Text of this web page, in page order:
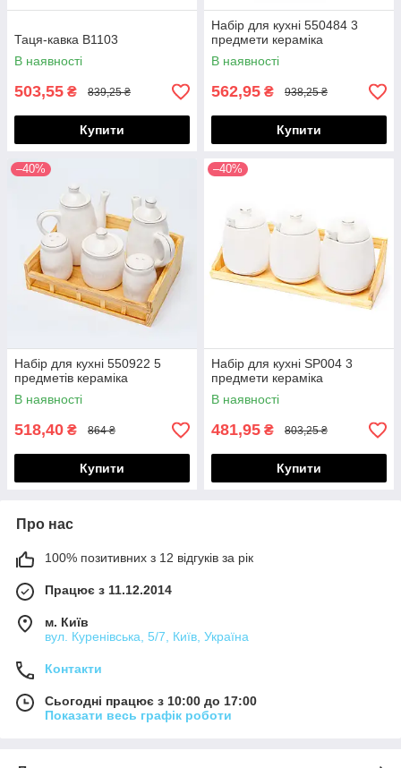
Таця-кавка B1103
В наявності
503,55 ₴ 839,25 ₴
Купити
Набір для кухні 550484 3
предмети кераміка
В наявності
562,95 ₴ 938,25 ₴
Купити
–40%
Набір для кухні 550922 5
предметів кераміка
В наявності
518,40 ₴ 864 ₴
Купити
–40%
Набір для кухні SP004 3
предмети кераміка
В наявності
481,95 ₴ 803,25 ₴
Купити
Про нас
100% позитивних з 12 відгуків за рік
Працює з 11.12.2014
м. Київ
вул. Куренівська, 5/7, Київ, Україна
Контакти
Сьогодні працює з 10:00 до 17:00
Показати весь графік роботи